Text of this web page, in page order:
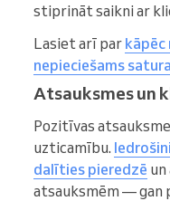
stiprināt saikni ar
Lasiet arī par kāpēc
nepieciešams
Atsauksmes un
Pozitīvas
uzticamību.
dalīties pieredzē
atsauksmēm — gan